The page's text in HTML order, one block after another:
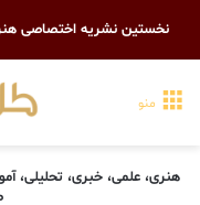
نخستین نشریه اختصاصی
منو
هنری، علمی، خبری، تحلیلی،